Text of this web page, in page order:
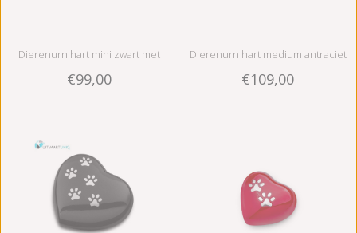
Dierenurn hart mini zwart met
pootafdrukken - messing
€99,00
Dierenurn hart medium antraciet
met pootafdrukken - messing
€109,00